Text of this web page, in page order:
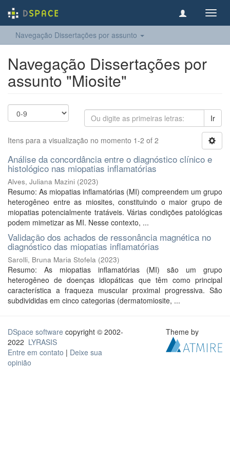
Navegação Dissertações por assunto
Navegação Dissertações por
assunto "Miosite"
Ir
Itens para a visualização no momento 1-2 of 2
Análise da concordância entre o diagnóstico clínico e
histológico nas miopatias inflamatórias
Alves, Juliana Mazini (2023)
Resumo: As miopatias inflamatórias (MI) compreendem um grupo
heterogêneo entre as miosites, constituindo o maior grupo de
miopatias potencialmente tratáveis. Várias condições patológicas
podem mimetizar as MI. Nesse contexto, ...
Validação dos achados de ressonância magnética no
diagnóstico das miopatias inflamatórias
Sarolli, Bruna Maria Stofela (2023)
Resumo: As miopatias inflamatórias (MI) são um grupo
heterogêneo de doenças idiopáticas que têm como principal
característica a fraqueza muscular proximal progressiva. São
subdivididas em cinco categorias (dermatomiosite, ...
DSpace software copyright © 2002-
2022 LYRASIS
Entre em contato | Deixe sua
opinião
Theme by